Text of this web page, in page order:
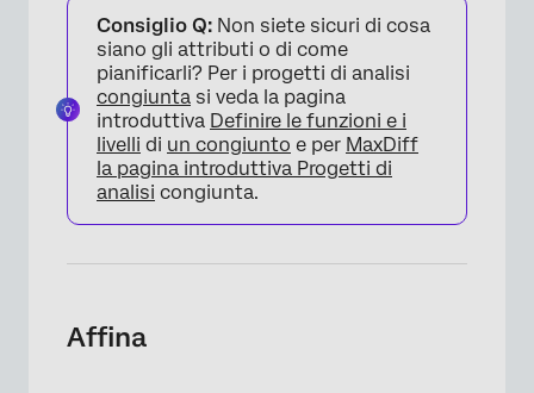
×
Consiglio Q: Non siete sicuri di cosa
siano gli attributi o di come
pianificarli? Per i progetti di analisi
congiunta si veda la pagina
introduttiva Definire le funzioni e i
livelli di un congiunto e per MaxDiff
la pagina introduttiva Progetti di
analisi congiunta.
Affina